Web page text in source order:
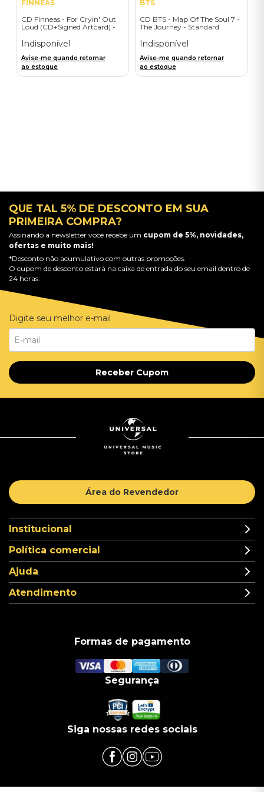
FINNEAS
CD Finneas - For Cryin' Out
Loud (CD+Signed Artcard) -
Indisponível
Avise-me quando retornar
ao estoque
BTS
CD BTS - Map Of The Soul 7 -
The Journey - Standard
Indisponível
Avise-me quando retornar
ao estoque
QUE TAL 5% DE DESCONTO EM SUA
PRIMEIRA COMPRA?
Assinando a newsletter você recebe um cupom de 5%, novidades,
ofertas e muito mais!
*Desconto não acumulativo com outras promoções.
O cupom de desconto estará na caixa de entrada do seu email dentro de
24 horas.
Digite seu melhor e-mail
Receber Cupom
Área do Revendedor
Institucional
Política comercial
Ajuda
Atendimento
Formas de pagamento
Segurança
Siga nossas redes sociais